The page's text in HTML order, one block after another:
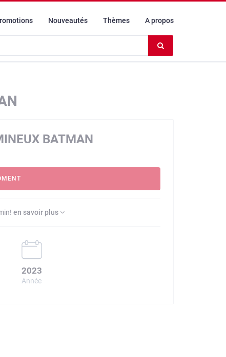
Nouveautés Thèmes A propos
le
BATMAN
en savoir plus
2023
Année